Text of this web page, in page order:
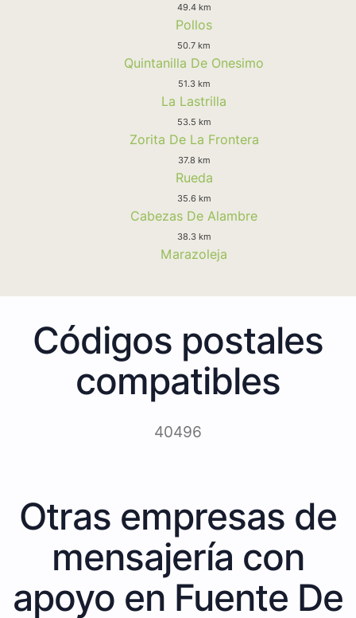
49.4 km
Pollos
50.7 km
Quintanilla De Onesimo
51.3 km
La Lastrilla
53.5 km
Zorita De La Frontera
37.8 km
Rueda
35.6 km
Cabezas De Alambre
38.3 km
Marazoleja
Códigos postales
compatibles
40496
Otras empresas de
mensajería con
apoyo en Fuente De